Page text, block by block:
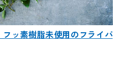
ッ素樹脂未使用のフライパ